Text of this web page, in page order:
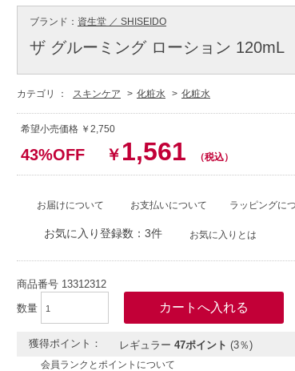
ブランド： 資生堂 ／ SHISEIDO
ザ グルーミング ローション 120mL
カテゴリ ： スキンケア 化粧水 化粧水
希望小売価格 ￥2,750
43%OFF ￥ 1,561 （税込）
お届けについて お支払いについて ラッピングに
お気に入り登録数：3件 お気に入りとは
商品番号 13312312
数量
獲得ポイント： レギュラー 47ポイント (3％)
会員ランクとポイントについて